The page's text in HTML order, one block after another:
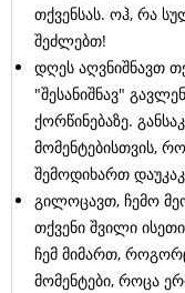
თქვენსას. ოჰ, რა
შეძლებთ!
დღეს აღვნიშნავთ
"შესანიშნავ"
ქორწინებაზე.
მომენტებისთვის,
შემოდიხართ
გილოცავთ, ჩემო
თქვენი შვილი
ჩემ მიმართ,
მომენტები, როცა